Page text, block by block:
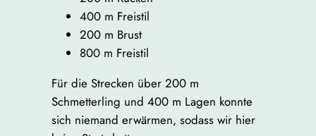
400 m Freistil
200 m Brust
800 m Freistil
Für die Strecken über 200 m
Schmetterling und 400 m Lagen konnte
sich niemand erwärmen, sodass wir hier